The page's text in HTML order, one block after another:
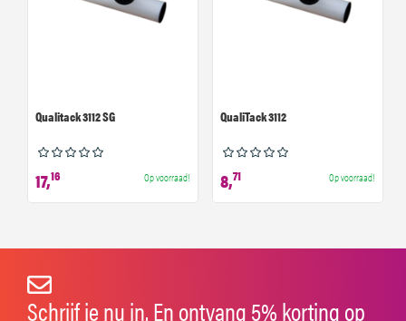
Qualitack 3112 SG
17,16 Op voorraad!
QualiTack 3112
8,71 Op voorraad!
Schrijf je nu in. En ontvang 5% korting op